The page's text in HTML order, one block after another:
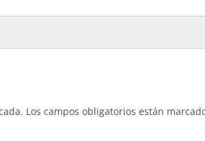
Los campos obligatorios están